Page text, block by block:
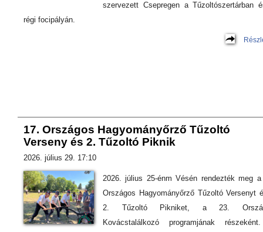
szervezett Csepregen a Tűzoltószertárban
régi focipályán.
17. Országos Hagyományőrző Tűzoltó
Verseny és 2. Tűzoltó Piknik
2026. július 29. 17:10
2026. július 25-énm Vésén rendezték meg
Országos Hagyományőrző Tűzoltó Versenyt
2. Tűzoltó Pikniket, a 23.
Kovácstalálkozó programjának